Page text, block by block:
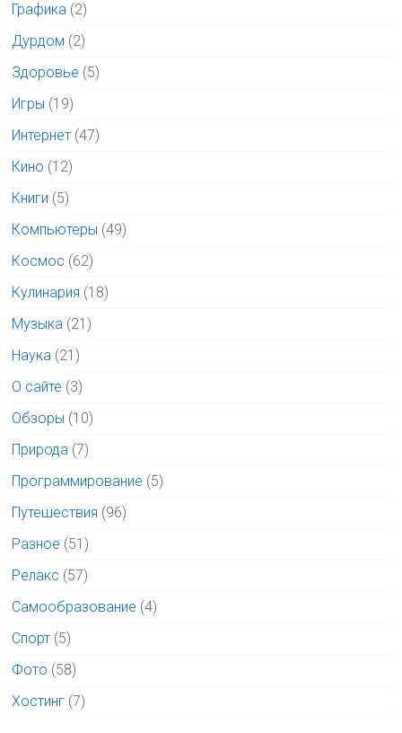
Графика (2)
Дурдом (2)
Здоровье (5)
Игры (19)
Интернет (47)
Кино (12)
Книги (5)
Компьютеры (49)
Космос (62)
Кулинария (18)
Музыка (21)
Наука (21)
О сайте (3)
Обзоры (10)
Природа (7)
Программирование (5)
Путешествия (96)
Разное (51)
Релакс (57)
Самообразование (4)
Спорт (5)
Фото (58)
Хостинг (7)